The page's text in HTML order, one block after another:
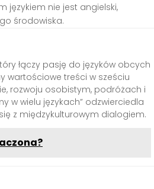
językiem nie jest angielski,
środowiska.
łączy pasję do języków obcych
wartościowe treści w sześciu
rozwoju osobistym, podróżach i
w wielu językach” odzwierciedla
z międzykulturowym dialogiem.